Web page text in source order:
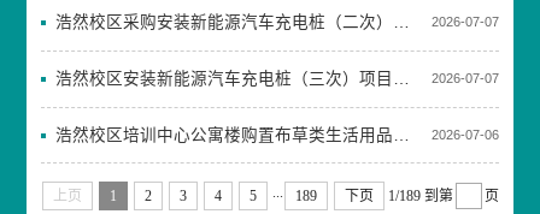
浩然校区采购安装新能源汽车充电桩（二次）废标终止公告 2026-07-07
浩然校区安装新能源汽车充电桩（三次）项目竞争性谈判邀请公告 2026-07-07
浩然校区培训中心公寓楼购置布草类生活用品项目竞争性磋商成交结果公告 2026-07-06
上页 1 2 3 4 5 189 下页 1/189 到第 页